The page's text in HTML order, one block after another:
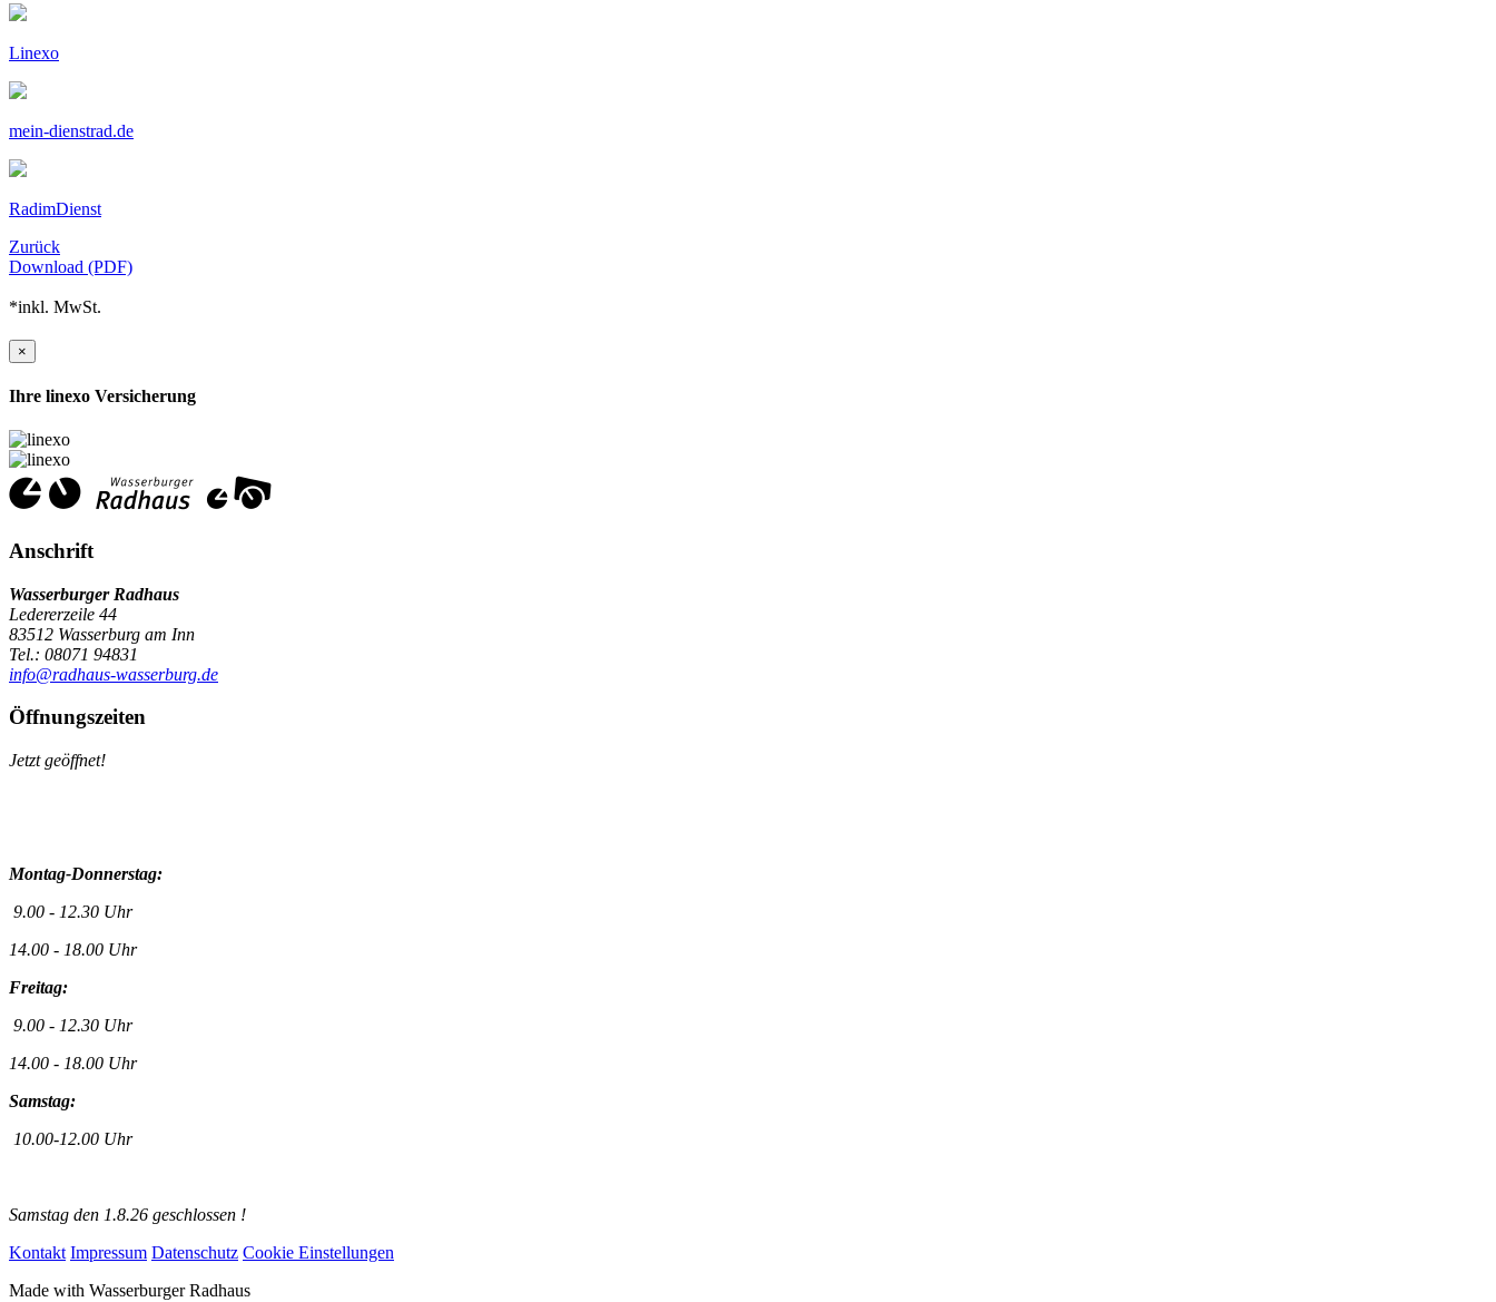
Linexo
mein-dienstrad.de
RadimDienst
Zurück
Download (PDF)
*inkl. MwSt.
×
Ihre linexo Versicherung
Anschrift
Wasserburger Radhaus
Ledererzeile 44
83512 Wasserburg am Inn
Tel.: 08071 94831
info@radhaus-wasserburg.de
Öffnungszeiten
Jetzt geöffnet!
Montag-Donnerstag:
9.00 - 12.30 Uhr
14.00 - 18.00 Uhr
Freitag:
9.00 - 12.30 Uhr
14.00 - 18.00 Uhr
Samstag:
10.00-12.00 Uhr
Samstag den 1.8.26 geschlossen !
Kontakt Impressum Datenschutz Cookie Einstellungen
Made with Wasserburger Radhaus